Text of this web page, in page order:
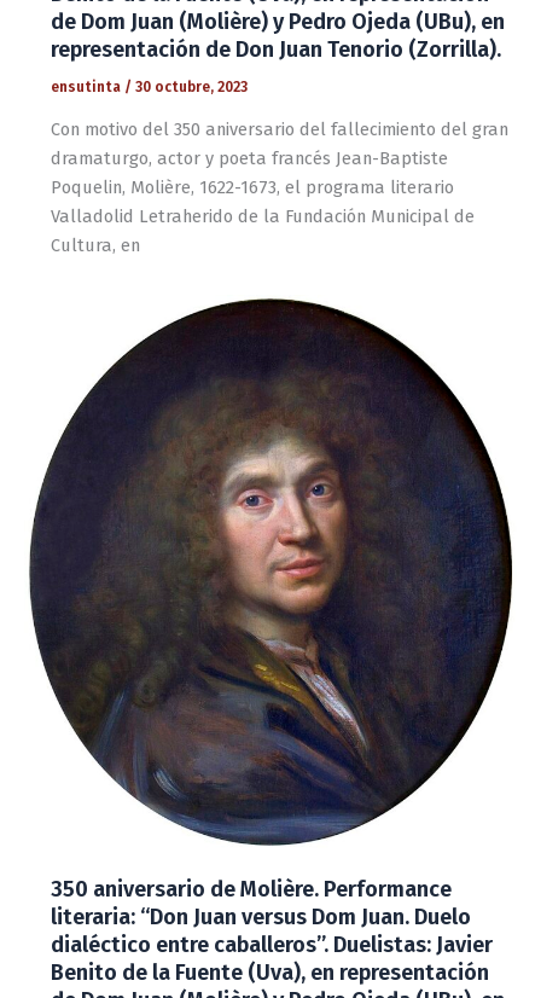
de Dom Juan (Molière) y Pedro Ojeda (UBu), en
representación de Don Juan Tenorio (Zorrilla).
ensutinta / 30 octubre, 2023
Con motivo del 350 aniversario del fallecimiento del gran
dramaturgo, actor y poeta francés Jean-Baptiste
Poquelin, Molière, 1622-1673, el programa literario
Valladolid Letraherido de la Fundación Municipal de
Cultura, en
350 aniversario de Molière. Performance
literaria: “Don Juan versus Dom Juan. Duelo
dialéctico entre caballeros”. Duelistas: Javier
Benito de la Fuente (Uva), en representación